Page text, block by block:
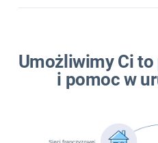
Umożliwimy Ci
i pomoc w